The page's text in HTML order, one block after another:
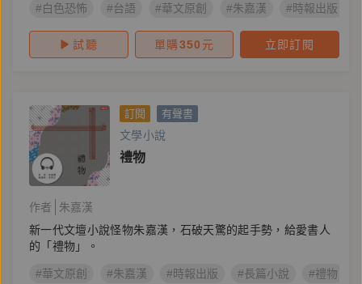
#白色恐怖 #台語 #華文原創 #朱嘉漢 #時報出版
試聽 單購350 元 立即訂閱
訂閱 有聲書
文學小說
禮物
作者
朱嘉漢
新一代文壇小說怪物朱嘉漢，石破天驚的起手勢，給愛書人
的「禮物」。
#華文原創 #朱嘉漢 #時報出版 #長篇小說 #禮物